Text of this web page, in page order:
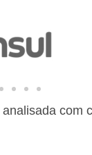
com